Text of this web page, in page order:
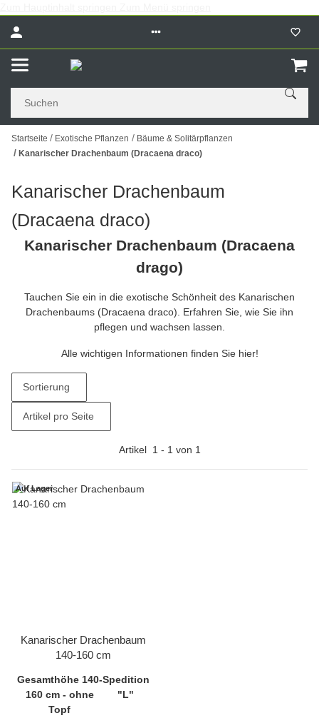
Startseite Exotische Pflanzen
Bäume & Solitärpflanzen
Kanarischer Drachenbaum (Dracaena draco)
Kanarischer Drachenbaum
(Dracaena draco)
Kanarischer Drachenbaum (Dracaena
drago)
Tauchen Sie ein in die exotische Schönheit des Kanarischen
Drachenbaums (Dracaena draco). Erfahren Sie, wie Sie ihn
pflegen und wachsen lassen.
Alle wichtigen Informationen finden Sie hier!
Sortierung
Artikel pro Seite
Artikel 1 - 1 von 1
Auf Lager
Kanarischer Drachenbaum
140-160 cm
Gesamthöhe 140-
160 cm - ohne
Topf
Spedition
"L"